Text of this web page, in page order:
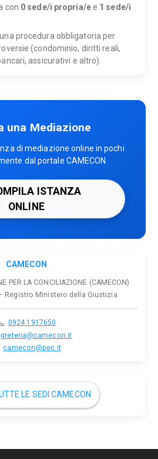
con 0 sede/i propria/ee 1 sede/i
procedura obbligatoria per
(condominio, diritti reali,
assicurativi e altro).
una Mediazione
di mediazione online in pochi
dal portale CAMECON.
ISTANZA
ONLINE
CAMECON
PER LA CONCILIAZIONE (CAMECON)
Registro Ministero della Giustizia
0924 1917650
camecon@pec.it
LE SEDI CAMECON